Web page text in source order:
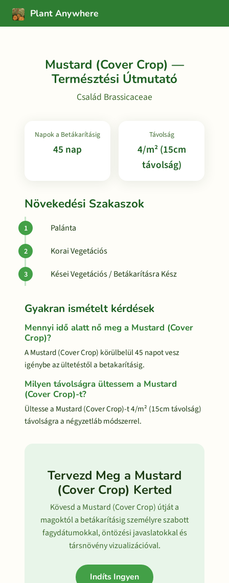
Plant Anywhere
Mustard (Cover Crop) —
Természtési Útmutató
Család Brassicaceae
Napok a Betákarításig
45 nap
Távolság
4/m² (15cm
távolság)
Növekedési Szakaszok
Palánta
Korai Vegetációs
Kései Vegetációs / Betákarításra Kész
Gyakran ismételt kérdések
Mennyi idő alatt nő meg a Mustard (Cover
Crop)?
A Mustard (Cover Crop) körülbelül 45 napot vesz
igénybe az ültetéstől a betakarításig.
Milyen távolságra ültessem a Mustard
(Cover Crop)-t?
Ültesse a Mustard (Cover Crop)-t 4/m² (15cm távolság)
távolságra a négyzetláb módszerrel.
Tervezd Meg a Mustard
(Cover Crop) Kerted
Kövesd a Mustard (Cover Crop) útját a
magoktól a betákarításig személyre szabott
fagydátumokkal, öntözési javaslatokkal és
társnövény vizualizációval.
Indíts Ingyen